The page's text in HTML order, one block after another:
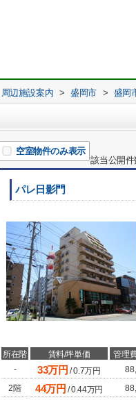
周辺施設案内 > 盛岡市 > 盛岡
空室物件のみ表示
該当公開件
パレ日影門
所在階 賃料/坪単価 管理
-
33万円 /0.7万円
2階
44万円 /0.44万円